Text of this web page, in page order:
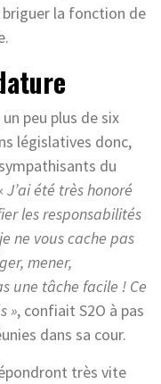
la fonction de
peu plus de six
législatives donc,
du
J’ai été très honoré
les responsabilités
ne vous cache pas
mener,
une tâche facile ! Ce
», confiait S2O à pas
dans sa cour.
très vite